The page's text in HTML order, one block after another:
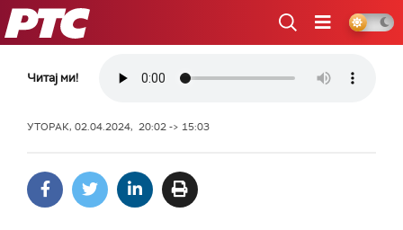
РТС
Читај ми!
УТОРАК, 02.04.2024, 20:02 -> 15:03